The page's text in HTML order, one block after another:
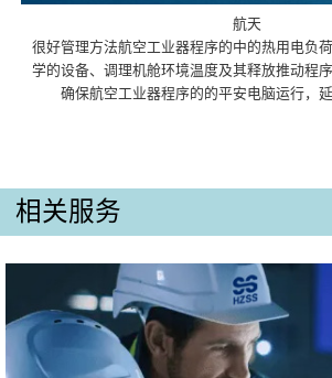
航天
很好管理方法航空工业器程序的中的热用电负
学的设备、调理机舱环境温度及其释放推动程
确保航空工业器程序的的平安电脑运行，延
相关服务